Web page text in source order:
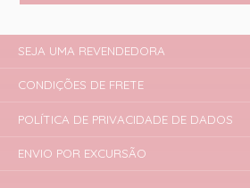
SEJA UMA REVENDEDORA
CONDIÇÕES DE FRETE
POLÍTICA DE PRIVACIDADE DE DADOS
ENVIO POR EXCURSÃO